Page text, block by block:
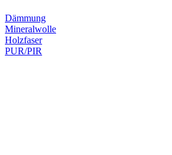
Dämmung
Mineralwolle
Holzfaser
PUR/PIR